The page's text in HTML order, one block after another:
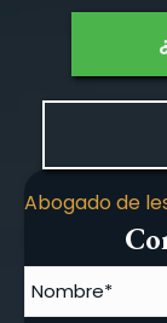
Abogado de